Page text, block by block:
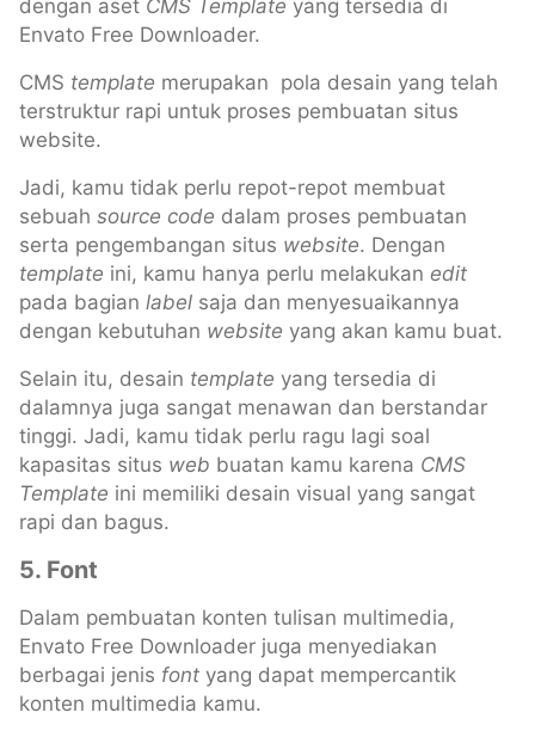
dengan aset CMS Template yang tersedia di
Envato Free Downloader.
CMS template merupakan pola desain yang telah
terstruktur rapi untuk proses pembuatan situs
website.
Jadi, kamu tidak perlu repot-repot membuat
sebuah source code dalam proses pembuatan
serta pengembangan situs website. Dengan
template ini, kamu hanya perlu melakukan edit
pada bagian label saja dan menyesuaikannya
dengan kebutuhan website yang akan kamu buat.
Selain itu, desain template yang tersedia di
dalamnya juga sangat menawan dan berstandar
tinggi. Jadi, kamu tidak perlu ragu lagi soal
kapasitas situs web buatan kamu karena CMS
Template ini memiliki desain visual yang sangat
rapi dan bagus.
5. Font
Dalam pembuatan konten tulisan multimedia,
Envato Free Downloader juga menyediakan
berbagai jenis font yang dapat mempercantik
konten multimedia kamu.